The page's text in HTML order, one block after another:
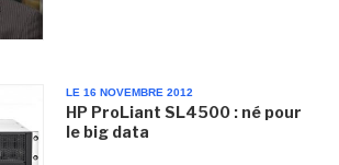
LE 16 NOVEMBRE 2012
HP ProLiant SL4500 : né pour
le big data